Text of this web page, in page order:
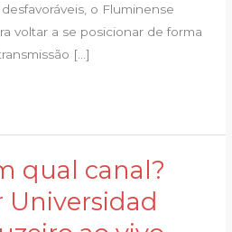
o Fluminense
voltar a se posicionar de forma
[…]
qual canal?
Universidad